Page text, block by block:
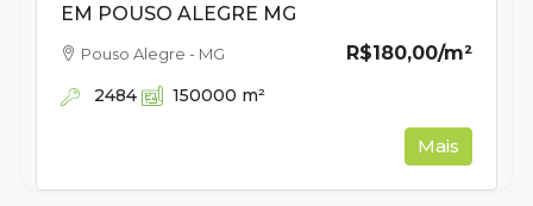
EM POUSO ALEGRE MG
R$180,00/m²
Pouso Alegre - MG
2484 150000 m²
Mais